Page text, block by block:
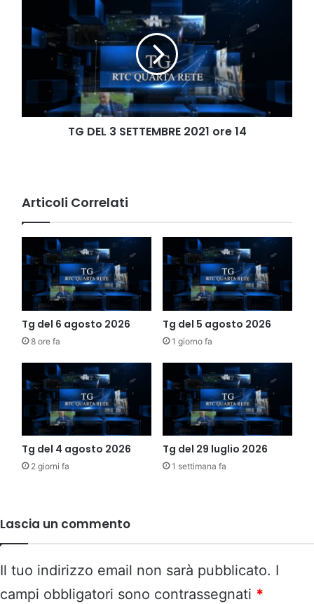
3
SETTEMBRE
2021
TG DEL 3 SETTEMBRE 2021 ore 14
Articoli Correlati
Tg del 6 agosto 2026
8 ore fa
Tg del 5 agosto 2026
1 giorno fa
Tg del 4 agosto 2026
2 giorni fa
Tg del 29 luglio 2026
1 settimana fa
Lascia un commento
Il tuo indirizzo email non sarà pubblicato. I
campi obbligatori sono contrassegnati *